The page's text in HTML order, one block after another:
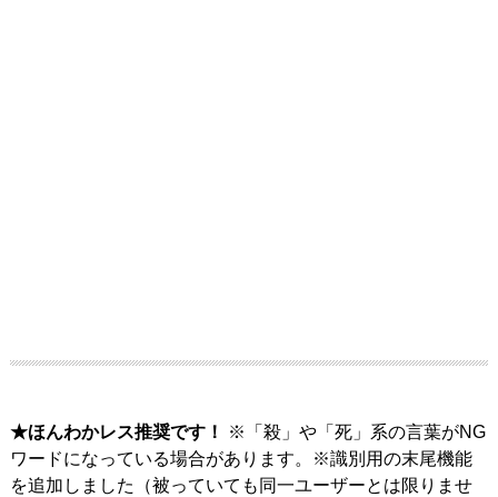
★ほんわかレス推奨です！
※「殺」や「死」系の言葉がNG
ワードになっている場合があります。※識別用の末尾機能
を追加しました（被っていても同一ユーザーとは限りませ